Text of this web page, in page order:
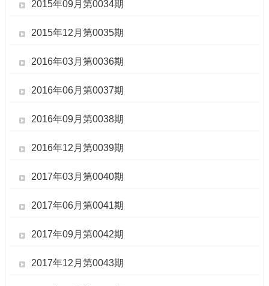
2015年09月第0034期
2015年12月第0035期
2016年03月第0036期
2016年06月第0037期
2016年09月第0038期
2016年12月第0039期
2017年03月第0040期
2017年06月第0041期
2017年09月第0042期
2017年12月第0043期